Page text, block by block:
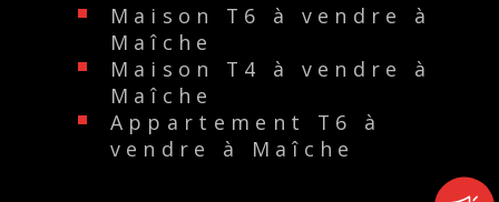
Maison T6 à vendre à
Maîche
Maison T4 à vendre à
Maîche
Appartement T6 à
vendre à Maîche